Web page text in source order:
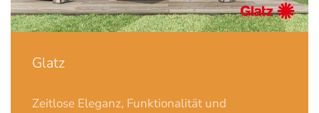
Glatz
Zeitlose Eleganz, Funktionalität und